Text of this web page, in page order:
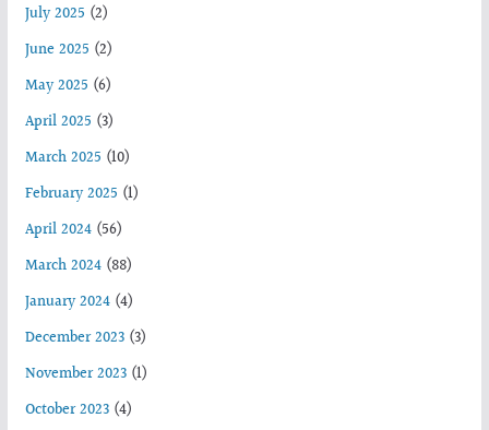
July 2025 (2)
June 2025 (2)
May 2025 (6)
April 2025 (3)
March 2025 (10)
February 2025 (1)
April 2024(56)
March 2024(88)
January 2024(4)
December 2023(3)
November 2023(1)
October 2023(4)